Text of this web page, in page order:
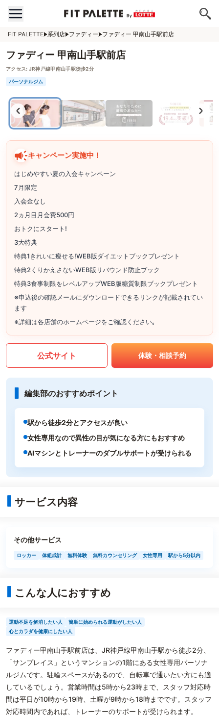
FIT PALETTE 系列店 ファディー ファディー 甲南山手駅前店
ファディー 甲南山手駅前店
アクセス: JR神戸線甲南山手駅徒歩2分
パーソナルジム
キャンペーン実施中！
はじめやすい夏の入会キャンペーン
7月限定
入会金なし
2ヵ月目月会費500円
おトクにスタート!
3大特典
特典1きれいに痩せる!WEB版ダイエットブックプレゼント
特典2くりかえさないWEB版リバウンド防止ブック
特典3食事制限をレベルアップWEB版糖質制限ブックプレゼント
※申込後の確認メールにダウンロードできるリンクが記載されてい
ます
※詳細は各店舗のホームページをご確認ください｡
公式サイト 体験・相談予約
編集部のおすすめポイント
駅から徒歩2分とアクセスが良い
女性専用なので異性の目が気になる方にもおすすめ
AIマシンとトレーナーのダブルサポートが受けられる
サービス内容
その他サービス
ロッカー 体組成計 無料体験 無料カウンセリング 女性専用 駅から5分以内
こんな人におすすめ
運動不足を解消したい人
簡単に始められる運動がしたい人
心とカラダを健康にしたい人
ファディー甲南山手駅前店は、JR神戸線甲南山手駅から徒歩2分、
「サンプレイス」というマンションの1階にある女性専用パーソナ
ルジムです。駐輪スペースがあるので、自転車で通いたい方にも適
しているでしょう。営業時間は5時から23時まで、スタッフ対応時
間は平日が10時から19時、土曜が9時から18時までです。スタッフ
対応時間内であれば、トレーナーのサポートが受けられます。